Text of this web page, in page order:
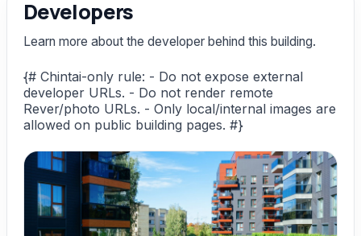
Developers
Learn more about the developer behind this building.
{# Chintai-only rule: - Do not expose external
developer URLs. - Do not render remote
Rever/photo URLs. - Only local/internal images are
allowed on public building pages. #}